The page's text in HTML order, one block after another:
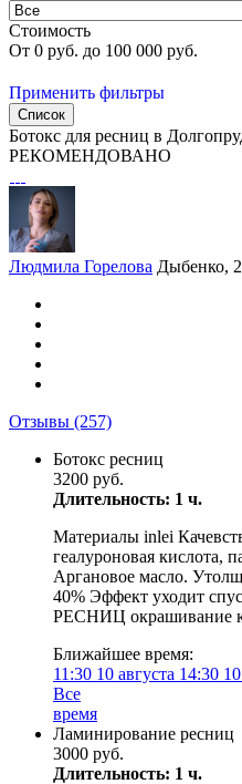
Стоимость
От 0 руб. до 100 000 руб.
Применить фильтры
Список
Ботокс для ресниц в
РЕКОМЕНДОВАНО
Людмила Горелова Дыбенко,
Отзывы (257)
Ботокс ресниц
3200 руб.
Длительность: 1 ч.
Материалы inlei
геалуроновая кислота,
Аргановое масло.
40% Эффект уходит
РЕСНИЦ окрашивание
Ближайшее время:
11:30 10 августа 14:30
Все
время
Ламинирование ресниц
3000 руб.
Длительность: 1 ч.